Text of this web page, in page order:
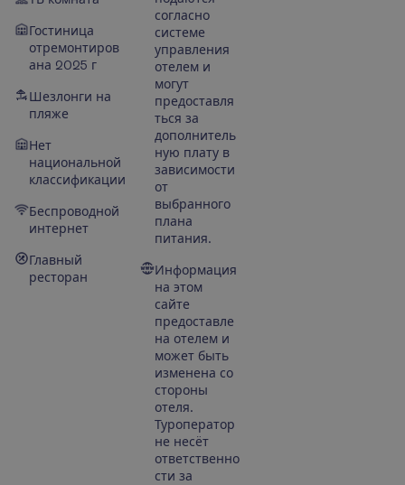
Гостиница
отремонтиров
ана 2025 г
Шезлонги на
пляже
Нет
национальной
классификации
Беспроводной
интернет
Главный
ресторан
согласно
системе
управления
отелем и
могут
предоставля
ться за
дополнитель
ную плату в
зависимости
от
выбранного
плана
питания.
Информация
на этом
сайте
предоставле
на отелем и
может быть
изменена со
стороны
отеля.
Туроператор
не несёт
ответственно
сти за